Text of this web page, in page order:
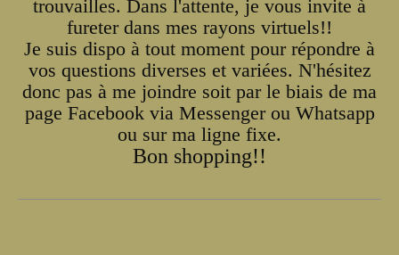
trouvailles. Dans l'attente, je vous invite à
fureter dans mes rayons virtuels!!
Je suis dispo à tout moment pour répondre à
vos questions diverses et variées. N'hésitez
donc pas à me joindre soit par le biais de ma
page Facebook via Messenger ou Whatsapp
ou sur ma ligne fixe.
Bon shopping!!